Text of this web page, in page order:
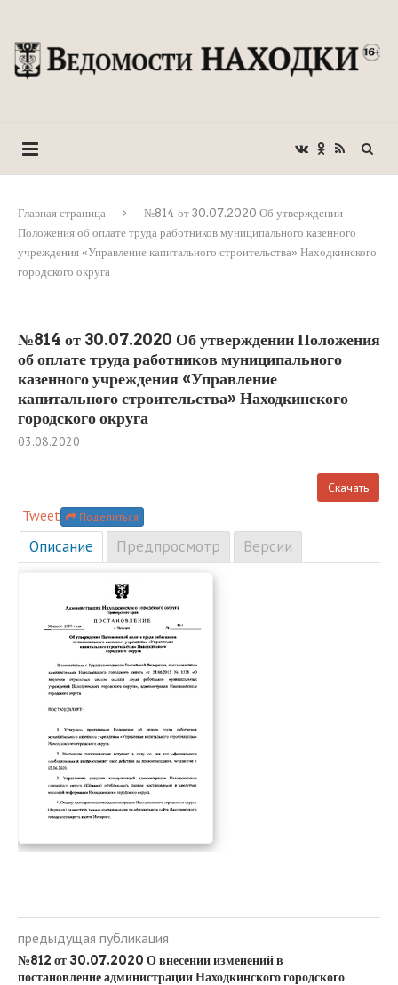
Главная страница
№814 от 30.07.2020 Об утверждении
Положения об оплате труда работников муниципального казенного
учреждения «Управление капитального строительства» Находкинского
городского округа
№814 от 30.07.2020 Об утверждении Положения
об оплате труда работников муниципального
казенного учреждения «Управление
капитального строительства» Находкинского
городского округа
03.08.2020
Скачать
Поделиться
Tweet
Описание Предпросмотр Версии
предыдущая публикация
№812 от 30.07.2020 О внесении изменений в
постановление администрации Находкинского городского